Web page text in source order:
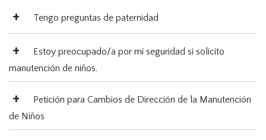
Tengo preguntas de paternidad
Estoy preocupado/a por mí seguridad si solicito
manutención de niños.
Petición para Cambios de Dirección de la Manutención
de Niños